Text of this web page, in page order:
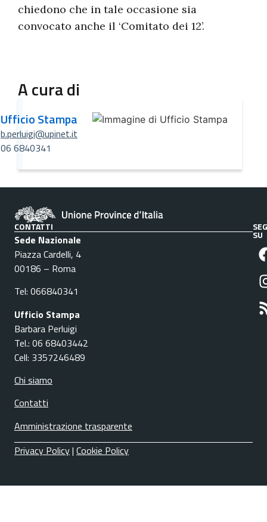
chiedono che in tale occasione sia
convocato anche il ‘Comitato dei 12’.
A cura di
Ufficio Stampa
b.perluigi@upinet.it
06 6840341
CONTATTI
Sede Nazionale
Piazza Cardelli, 4
00186 – Roma
Tel: 066840341
Ufficio Stampa
Barbara Perluigi
Tel.: 06 68403442
Cell: 3357246489
Chi siamo
Contatti
Amministrazione trasparente
SU
Privacy Policy| Cookie Policy